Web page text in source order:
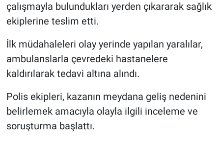
çalışmayla bulundukları yerden çıkararak sağlık
ekiplerine teslim etti.
İlk müdahaleleri olay yerinde yapılan yaralılar,
ambulanslarla çevredeki hastanelere
kaldırılarak tedavi altına alındı.
Polis ekipleri, kazanın meydana geliş nedenini
belirlemek amacıyla olayla ilgili inceleme ve
soruşturma başlattı.